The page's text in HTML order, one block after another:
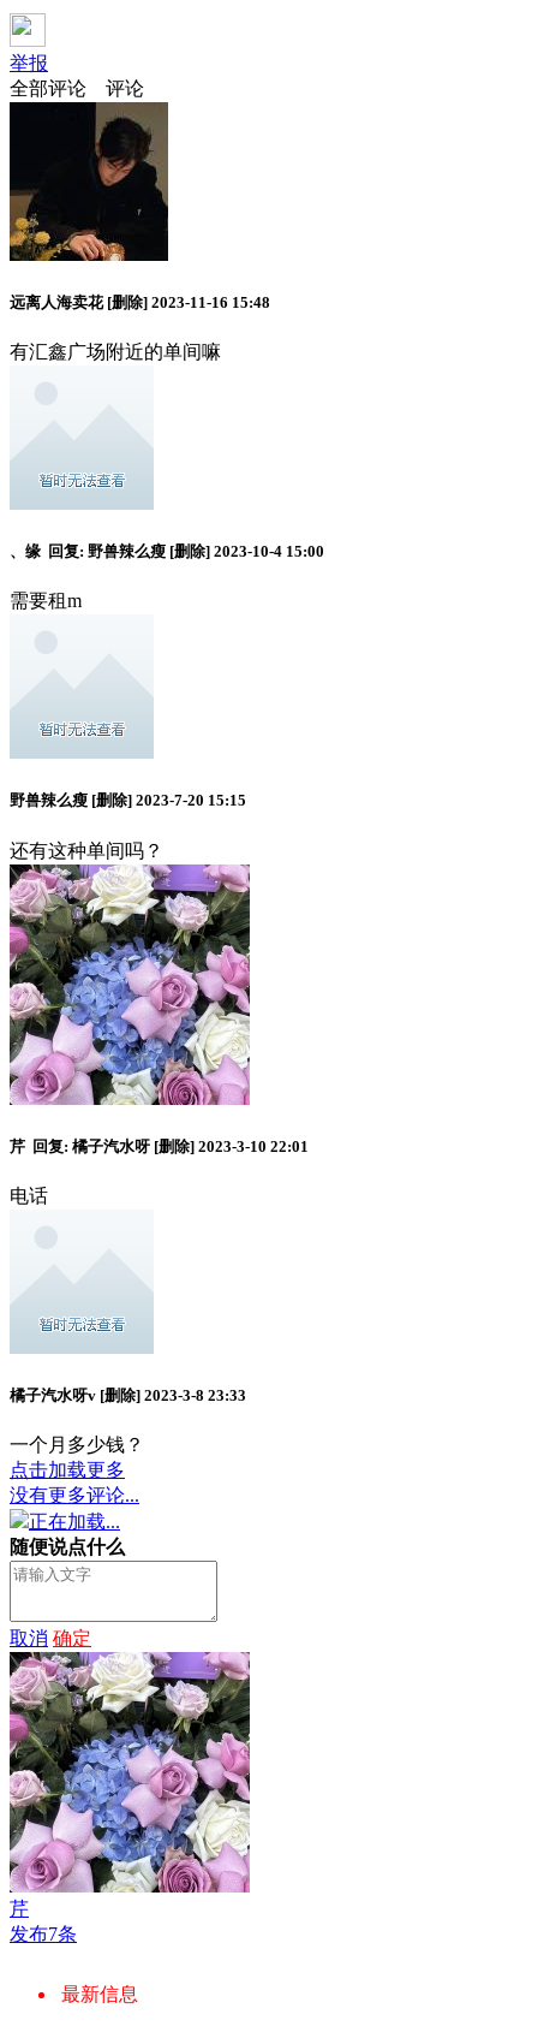
举报
全部评论
评论
远离人海卖花 [删除] 2023-11-16 15:48
有汇鑫广场附近的单间嘛
、缘 回复: 野兽辣么瘦 [删除] 2023-10-4 15:00
需要租m
野兽辣么瘦 [删除] 2023-7-20 15:15
还有这种单间吗？
芹 回复: 橘子汽水呀 [删除] 2023-3-10 22:01
电话
橘子汽水呀v [删除] 2023-3-8 23:33
一个月多少钱？
点击加载更多
没有更多评论...
正在加载...
随便说点什么
取消 确定
芹
发布7条
最新信息